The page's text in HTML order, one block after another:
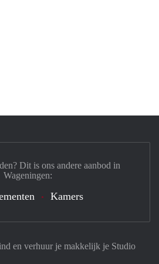
en verhuur je makkelijk je Studio
Dit is ons andere aanbod in
Wageningen:
Kamers